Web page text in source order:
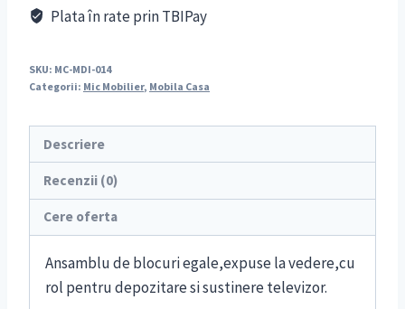
Plata în rate prin TBIPay
SKU: MC-MDI-014
Categorii: Mic Mobilier, Mobila Casa
Descriere
Recenzii (0)
Cere oferta
Ansamblu de blocuri egale,expuse la vedere,cu
rol pentru depozitare si sustinere televizor.